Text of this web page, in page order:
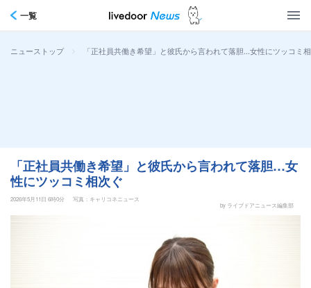
一覧
ニューストップ > 「正社員共働き希望」と彼氏から言われて落胆…女性にツッコミ
「正社員共働き希望」と彼氏から言われて落胆…女
性にツッコミ相次ぐ
2026年5月11日 6時0分
写真：キャリコネニュース
by ライブドアニュース編集部